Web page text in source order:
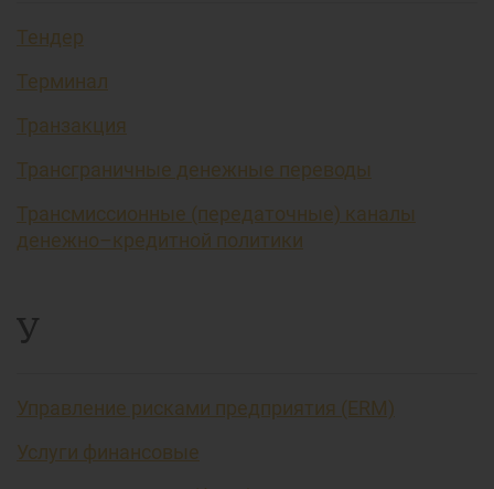
Тендер
Терминал
Транзакция
Трансграничные денежные переводы
Трансмиссионные (передаточные) каналы
денежно–кредитной политики
У
Управление рисками предприятия (ERM)
Услуги финансовые